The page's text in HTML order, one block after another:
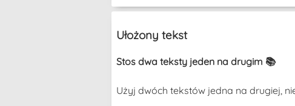
Ułożony tekst
Stos dwa teksty jeden na drugim 📚
Użyj dwóch tekstów jedna na drugiej,